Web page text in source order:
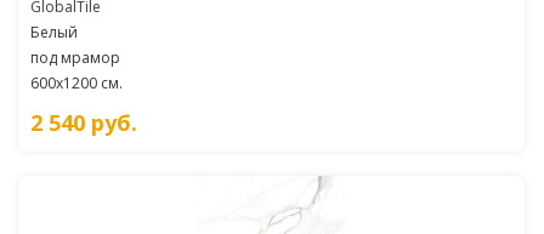
GlobalTile
Белый
под мрамор
600x1200 см.
2 540 руб.